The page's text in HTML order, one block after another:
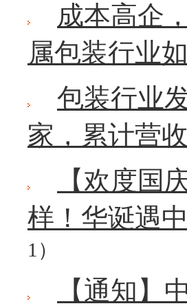
成本高企
属包装行业
包装行业
家，累计营
【欢度国
样！华诞遇
1）
【通知】